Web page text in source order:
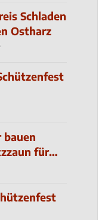
Schladen
Ostharz
bauen
für
Wald